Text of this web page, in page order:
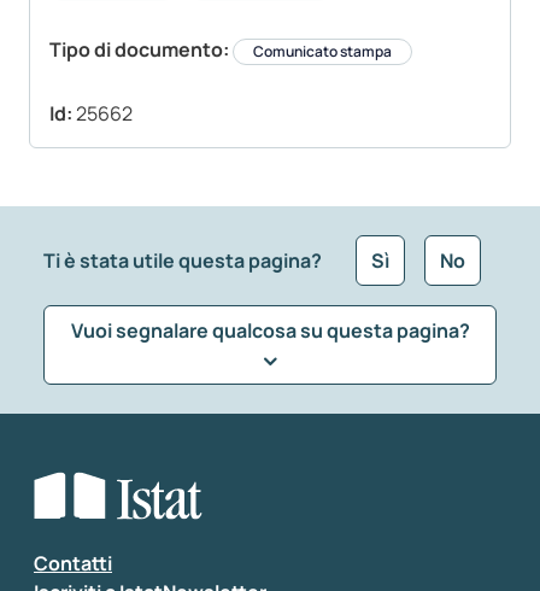
Tipo di documento: Comunicato stampa
Id:25662
Ti è stata utile questa pagina? Sì No
Vuoi segnalare qualcosa su questa pagina?
Seleziona la tipologia della segnalazione
Inserisci il tuo commento
Contatti